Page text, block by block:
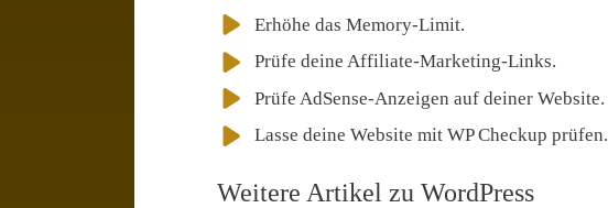
Erhöhe das Memory-Limit.
Prüfe deine Affiliate-Marketing-Links.
Prüfe AdSense-Anzeigen auf deiner Website.
Lasse deine Website mit WP Checkup prüfen.
Weitere Artikel zu WordPress